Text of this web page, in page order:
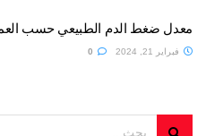
معدل ضغط الدم الطبيعي حسب
فبراير 21, 2024